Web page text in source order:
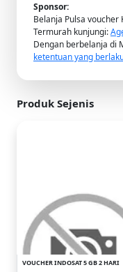
Sponsor:
Belanja Pulsa voucher
Termurah kunjungi:
Dengan berbelanja di
ketentuan yang
Produk Sejenis
VOUCHER INDOSAT 5 GB 2 HARI